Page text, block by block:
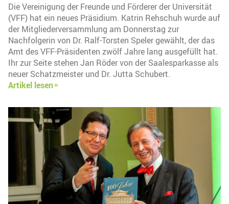
Die Vereinigung der Freunde und Förderer der Universität
(VFF) hat ein neues Präsidium. Katrin Rehschuh wurde auf
der Mitgliederversammlung am Donnerstag zur
Nachfolgerin von Dr. Ralf-Torsten Speler gewählt, der das
Amt des VFF-Präsidenten zwölf Jahre lang ausgefüllt hat.
Ihr zur Seite stehen Jan Röder von der Saalesparkasse als
neuer Schatzmeister und Dr. Jutta Schubert.
Artikel lesen